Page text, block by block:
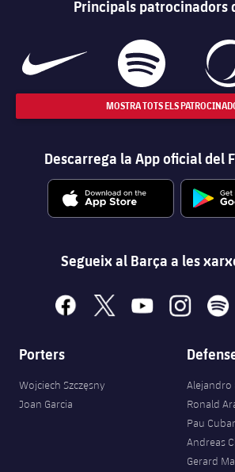
Principals patrocinadors
MOSTRA TOTS ELS
Descarrega la App oficial del
Segueix al Barça a les
facebook
x youtubeinstagramspotify
Porters
Wojciech Szczęsny
Joan Garcia
Alejandro
Ronald
Pau
Andreas
Gerard